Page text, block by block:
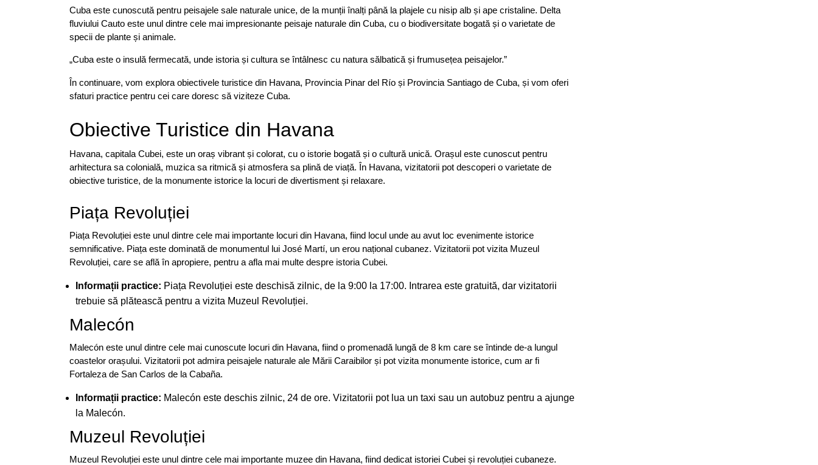
Cuba este cunoscută pentru peisajele sale naturale unice, de la munții înalți până la plajele cu nisip alb și ape cristaline. Delta
fluviului Cauto este unul dintre cele mai impresionante peisaje naturale din Cuba, cu o biodiversitate bogată și o varietate de
specii de plante și animale.
„Cuba este o insulă fermecată, unde istoria și cultura se întâlnesc cu natura sălbatică și frumusețea peisajelor.”
În continuare, vom explora obiectivele turistice din Havana, Provincia Pinar del Río și Provincia Santiago de Cuba, și vom oferi
sfaturi practice pentru cei care doresc să viziteze Cuba.
Obiective Turistice din Havana
Havana, capitala Cubei, este un oraș vibrant și colorat, cu o istorie bogată și o cultură unică. Orașul este cunoscut pentru
arhitectura sa colonială, muzica sa ritmică și atmosfera sa plină de viață. În Havana, vizitatorii pot descoperi o varietate de
obiective turistice, de la monumente istorice la locuri de divertisment și relaxare.
Piața Revoluției
Piața Revoluției este unul dintre cele mai importante locuri din Havana, fiind locul unde au avut loc evenimente istorice
semnificative. Piața este dominată de monumentul lui José Martí, un erou național cubanez. Vizitatorii pot vizita Muzeul
Revoluției, care se află în apropiere, pentru a afla mai multe despre istoria Cubei.
Informații practice: Piața Revoluției este deschisă zilnic, de la 9:00 la 17:00. Intrarea este gratuită, dar vizitatorii
trebuie să plătească pentru a vizita Muzeul Revoluției.
Malecón
Malecón este unul dintre cele mai cunoscute locuri din Havana, fiind o promenadă lungă de 8 km care se întinde de-a lungul
coastelor orașului. Vizitatorii pot admira peisajele naturale ale Mării Caraibilor și pot vizita monumente istorice, cum ar fi
Fortaleza de San Carlos de la Cabaña.
Informații practice: Malecón este deschis zilnic, 24 de ore. Vizitatorii pot lua un taxi sau un autobuz pentru a ajunge
la Malecón.
Muzeul Revoluției
Muzeul Revoluției este unul dintre cele mai importante muzee din Havana, fiind dedicat istoriei Cubei și revoluției cubaneze.